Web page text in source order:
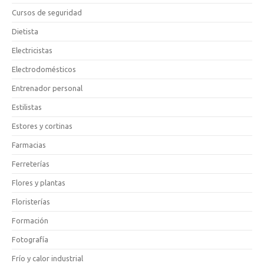
Cursos de seguridad
Dietista
Electricistas
Electrodomésticos
Entrenador personal
Estilistas
Estores y cortinas
Farmacias
Ferreterías
Flores y plantas
Floristerías
Formación
Fotografía
Frío y calor industrial